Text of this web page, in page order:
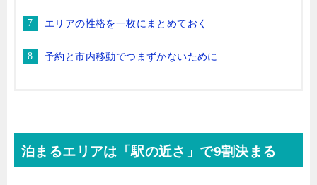
エリアの性格を一枚にまとめておく
予約と市内移動でつまずかないために
泊まるエリアは「駅の近さ」で9割決まる